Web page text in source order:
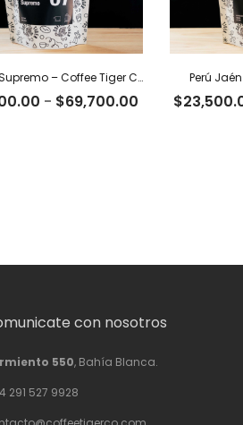
Excelso Supremo – Coffee Tiger Co
- $69,700.00Rango
Perú
$
con nosotros
550, Bahía Blanca.
291 527 9928